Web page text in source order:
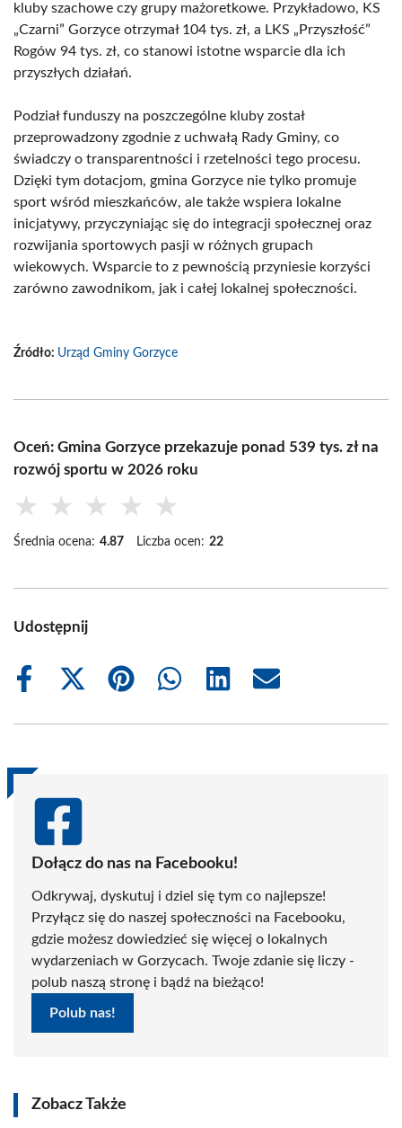
kluby szachowe czy grupy mażoretkowe. Przykładowo, KS
„Czarni” Gorzyce otrzymał 104 tys. zł, a LKS „Przyszłość”
Rogów 94 tys. zł, co stanowi istotne wsparcie dla ich
przyszłych działań.
Podział funduszy na poszczególne kluby został
przeprowadzony zgodnie z uchwałą Rady Gminy, co
świadczy o transparentności i rzetelności tego procesu.
Dzięki tym dotacjom, gmina Gorzyce nie tylko promuje
sport wśród mieszkańców, ale także wspiera lokalne
inicjatywy, przyczyniając się do integracji społecznej oraz
rozwijania sportowych pasji w różnych grupach
wiekowych. Wsparcie to z pewnością przyniesie korzyści
zarówno zawodnikom, jak i całej lokalnej społeczności.
Źródło: Urząd Gminy Gorzyce
Oceń: Gmina Gorzyce przekazuje ponad 539 tys. zł na
rozwój sportu w 2026 roku
★ ★ ★ ★ ★
Średnia ocena: 4.87 Liczba ocen: 22
Udostępnij
Share
Share
(Twitter)
Share
Share
Share
Share
Dołącz do nas na Facebooku!
Odkrywaj, dyskutuj i dziel się tym co najlepsze!
Przyłącz się do naszej społeczności na Facebooku,
gdzie możesz dowiedzieć się więcej o lokalnych
wydarzeniach w Gorzycach. Twoje zdanie się liczy -
polub naszą stronę i bądź na bieżąco!
Polub nas!
Zobacz Także